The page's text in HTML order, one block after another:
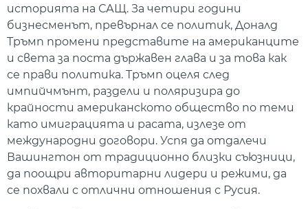
историята на САЩ. За четири години
бизнесменът, превърнал се политик, Доналд
Тръмп промени представите на американците
и света за поста държавен глава и за това как
се прави политика. Тръмп оцеля след
импийчмънт, раздели и поляризира до
крайности американското общество по теми
като имиграцията и расата, излезе от
международни договори. Успя да отдалечи
Вашингтон от традиционно близки съюзници,
да поощри авторитарни лидери и режими, да
се похвали с отлични отношения с Русия.